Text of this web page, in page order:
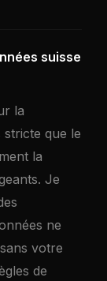
suisse
la
que le
la
Je
ne
votre
de